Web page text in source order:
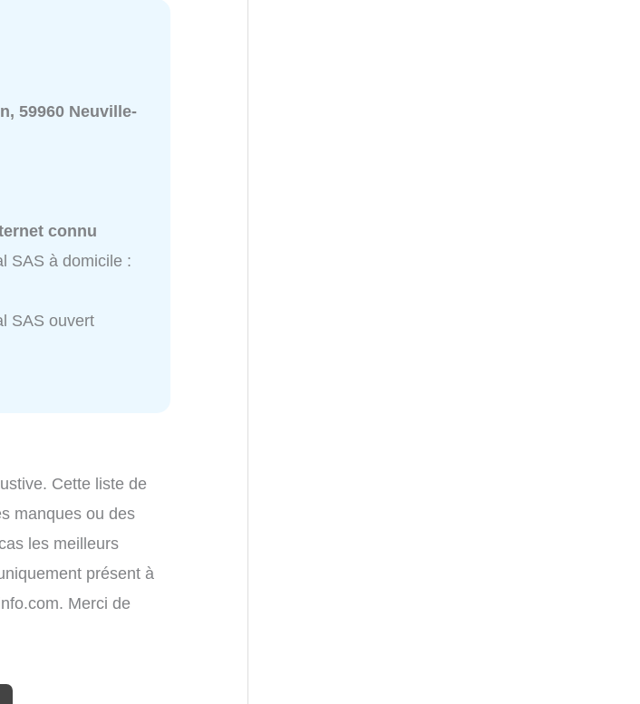
59960 Neuville-
connu
SAS à domicile :
SAS ouvert
Cette liste de
manques ou des
les meilleurs
présent à
Merci de